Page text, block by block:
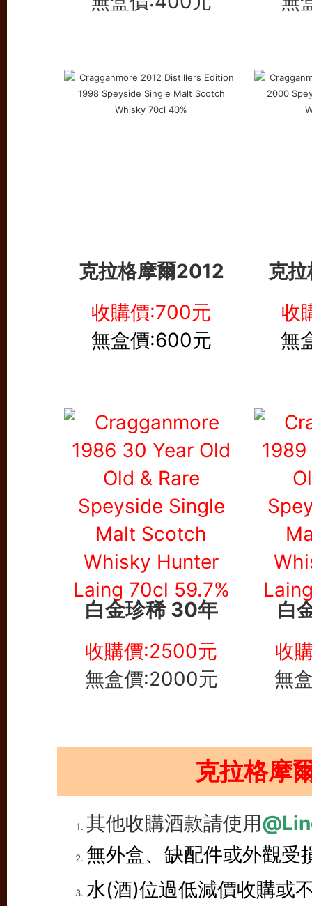
克拉格摩爾2012
克
收購價:700元
無盒價:600元
收
無
白金珍稀 30年
白
收購價:2500元
無盒價:2000元
收
無
克拉格摩
其他收購酒款請使用
無外盒、缺配件或外觀受
水(酒)位過低減價收購或